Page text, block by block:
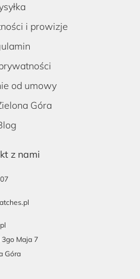
i prowizje
od umowy
Góra
z nami
Maja 7
Góra